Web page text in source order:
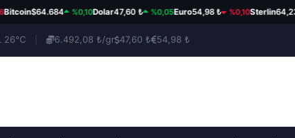
$64.684 %0,10Dolar47,60 ₺ %0,05Euro54,98 ₺ %0,10Sterlin64,23 ₺
26°C 6.492,08 ₺/gr 47,60 ₺ 54,98 ₺